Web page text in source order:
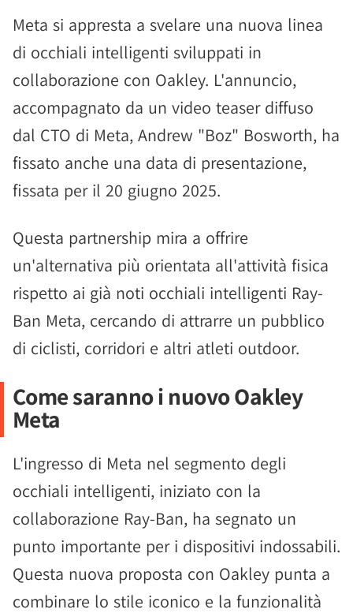
Meta si appresta a svelare una nuova linea
di occhiali intelligenti sviluppati in
collaborazione con Oakley. L'annuncio,
accompagnato da un video teaser diffuso
dal CTO di Meta, Andrew "Boz" Bosworth, ha
fissato anche una data di presentazione,
fissata per il 20 giugno 2025.
Questa partnership mira a offrire
un'alternativa più orientata all'attività fisica
rispetto ai già noti occhiali intelligenti Ray-
Ban Meta, cercando di attrarre un pubblico
di ciclisti, corridori e altri atleti outdoor.
Come saranno i nuovo Oakley
Meta
L'ingresso di Meta nel segmento degli
occhiali intelligenti, iniziato con la
collaborazione Ray-Ban, ha segnato un
punto importante per i dispositivi indossabili.
Questa nuova proposta con Oakley punta a
combinare lo stile iconico e la funzionalità